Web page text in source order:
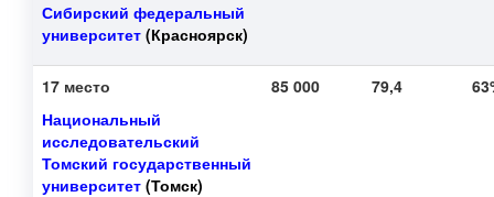
Сибирский федеральный
университет (Красноярск)
17 место
Национальный
исследовательский
Томский государственный
университет (Томск)
85 000 79,4